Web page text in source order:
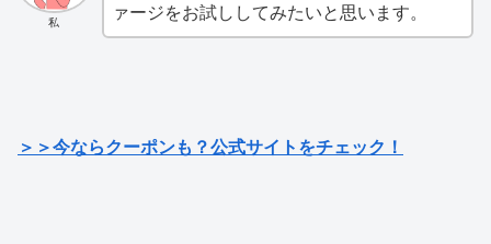
私
ァージをお試ししてみたいと思います。
＞＞今ならクーポンも？公式サイトをチェック！